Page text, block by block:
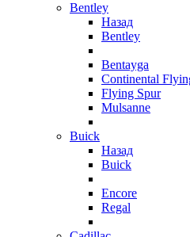
Bentley
Назад
Bentley
Bentayga
Continental
Flying Spur
Mulsanne
Buick
Назад
Buick
Encore
Regal